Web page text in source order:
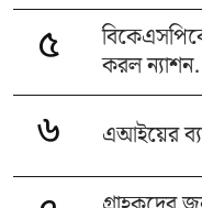
৫
করল
৬ এআইয়ের